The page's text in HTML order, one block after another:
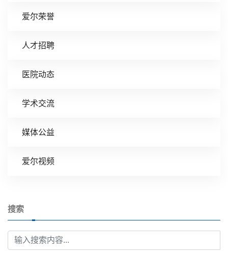
爱尔荣誉
人才招聘
医院动态
学术交流
媒体公益
爱尔视频
搜索